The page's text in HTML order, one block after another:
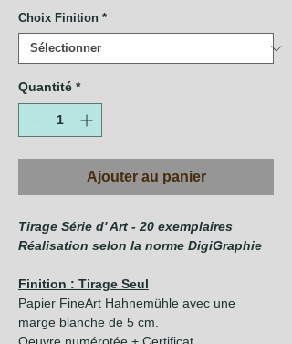
Choix Finition *
Quantité *
Ajouter au panier
Tirage Série d' Art - 20 exemplaires
Réalisation selon la norme DigiGraphie
Finition : Tirage Seul
Papier FineArt Hahnemühle avec une
marge blanche de 5 cm.